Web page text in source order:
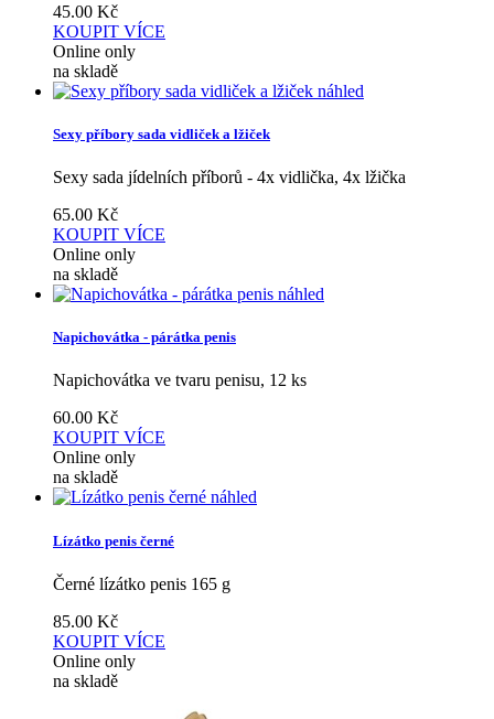
45.00 Kč
KOUPIT VÍCE
Online only
na skladě
náhled
Sexy příbory sada vidliček a lžiček
Sexy sada jídelních příborů - 4x vidlička, 4x lžička
65.00 Kč
KOUPIT VÍCE
Online only
na skladě
náhled
Napichovátka - párátka penis
Napichovátka ve tvaru penisu, 12 ks
60.00 Kč
KOUPIT VÍCE
Online only
na skladě
náhled
Lízátko penis černé
Černé lízátko penis 165 g
85.00 Kč
KOUPIT VÍCE
Online only
na skladě